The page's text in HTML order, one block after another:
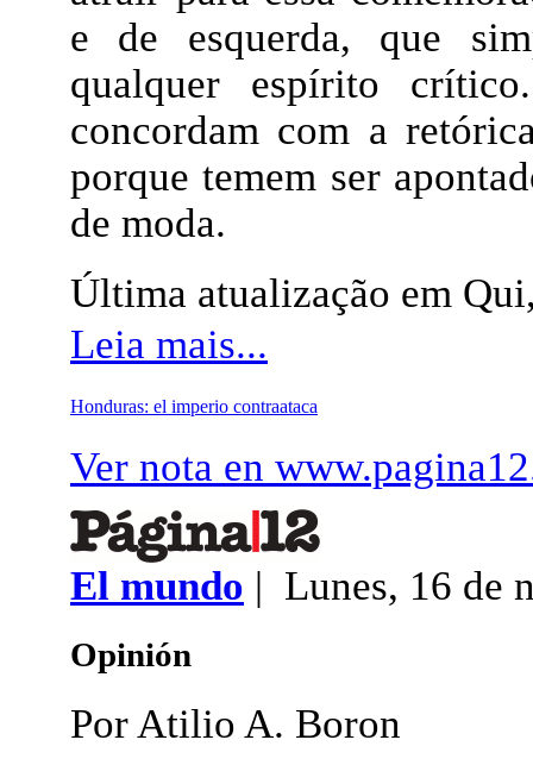
e de esquerda, que
qualquer espírito
concordam com a
porque temem ser
de moda.
Última atualização em
Leia mais...
Honduras: el imperio contraataca
Ver nota en
El mundo | Lunes, 16 de
Opinión
Por Atilio A. Boron